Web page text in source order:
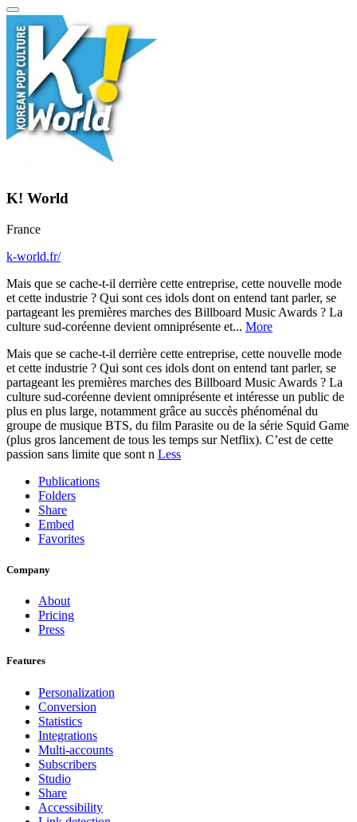
K! World
France
k-world.fr/
Mais que se cache-t-il derrière cette entreprise, cette nouvelle mode
et cette industrie ? Qui sont ces idols dont on entend tant parler, se
partageant les premières marches des Billboard Music Awards ? La
culture sud-coréenne devient omniprésente et... More
Mais que se cache-t-il derrière cette entreprise, cette nouvelle mode
et cette industrie ? Qui sont ces idols dont on entend tant parler, se
partageant les premières marches des Billboard Music Awards ? La
culture sud-coréenne devient omniprésente et intéresse un public de
plus en plus large, notamment grâce au succès phénoménal du
groupe de musique BTS, du film Parasite ou de la série Squid Game
(plus gros lancement de tous les temps sur Netflix). C’est de cette
passion sans limite que sont n Less
Publications
Folders
Share
Embed
Favorites
Company
About
Pricing
Press
Features
Personalization
Conversion
Statistics
Integrations
Multi-accounts
Subscribers
Studio
Share
Accessibility